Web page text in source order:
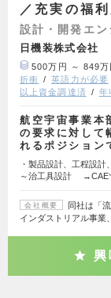
／充実の福利
設計・開発エン
日機装株式会社
500万円 ～ 849万
折衝
英語力が必要
以上資金調達済
年
航空宇宙事業本
の要求に対して
れるポジション
・製品設計、工程設
～治工具設計 →CAE
会社概要
同社は「
インダストリアル事業
興